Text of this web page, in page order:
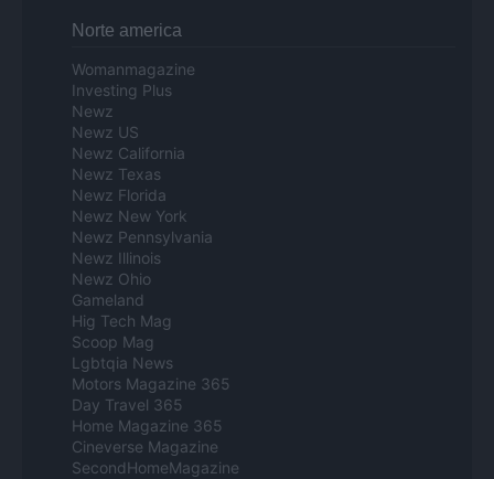
Norte america
Womanmagazine
Investing Plus
Newz
Newz US
Newz California
Newz Texas
Newz Florida
Newz New York
Newz Pennsylvania
Newz Illinois
Newz Ohio
Gameland
Hig Tech Mag
Scoop Mag
Lgbtqia News
Motors Magazine 365
Day Travel 365
Home Magazine 365
Cineverse Magazine
SecondHomeMagazine